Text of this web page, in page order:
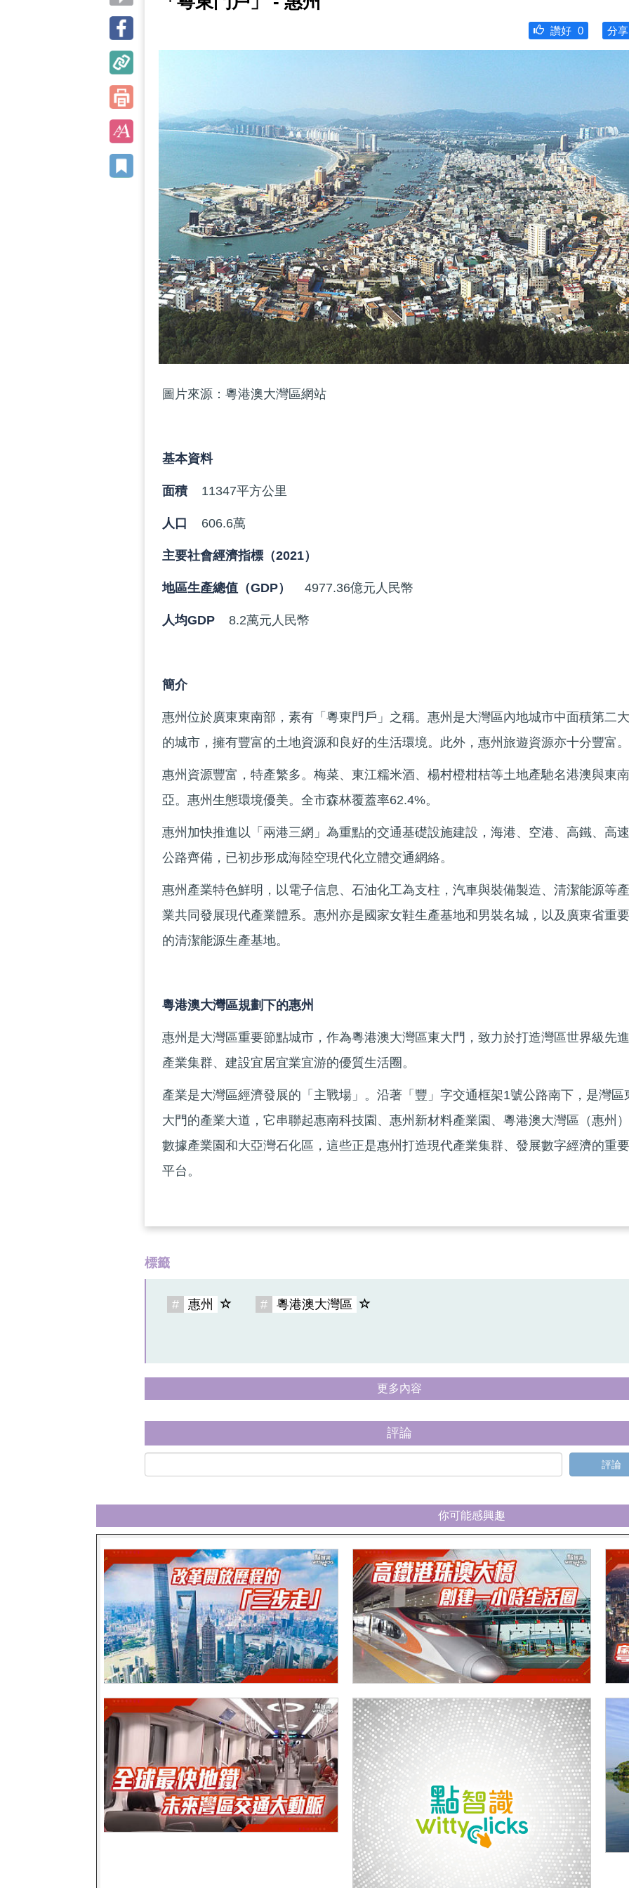
分享
讚好 0
圖片來源：粵港澳大灣區網站
基本資料
面積 11347平方公里
人口 606.6萬
主要社會經濟指標（2021）
地區生產總值（GDP） 4977.36億元人民幣
人均GDP 8.2萬元人民幣
簡介
惠州位於廣東東南部，素有「粵東門戶」之稱。惠州是大灣區內地城市中面積第二大
的城市，擁有豐富的土地資源和良好的生活環境。此外，惠州旅遊資源亦十分豐富。
惠州資源豐富，特產繁多。梅菜、東江糯米酒、楊村橙柑桔等土地產馳名港澳與東南
亞。惠州生態環境優美。全市森林覆蓋率62.4%。
惠州加快推進以「兩港三網」為重點的交通基礎設施建設，海港、空港、高鐵、高速
公路齊備，已初步形成海陸空現代化立體交通網絡。
惠州產業特色鮮明，以電子信息、石油化工為支柱，汽車與裝備製造、清潔能源等產
業共同發展現代產業體系。惠州亦是國家女鞋生產基地和男裝名城，以及廣東省重要
的清潔能源生產基地。
粵港澳大灣區規劃下的惠州
惠州是大灣區重要節點城市，作為粵港澳大灣區東大門，致力於打造灣區世界級先進
產業集群、建設宜居宜業宜游的優質生活圈。
產業是大灣區經濟發展的「主戰場」。沿著「豐」字交通框架1號公路南下，是灣區
大門的產業大道，它串聯起惠南科技園、惠州新材料產業園、粵港澳大灣區（惠州）
數據產業園和大亞灣石化區，這些正是惠州打造現代產業集群、發展數字經濟的重要
平台。
標籤
# 惠州 # 粵港澳大灣區
更多內容
評論
評論
你可能感興趣
無人機大國 中國技術領先全球